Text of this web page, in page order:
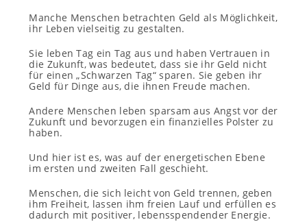
Manche Menschen betrachten Geld als Möglichkeit,
ihr Leben vielseitig zu gestalten.
Sie leben Tag ein Tag aus und haben Vertrauen in
die Zukunft, was bedeutet, dass sie ihr Geld nicht
für einen „Schwarzen Tag“ sparen. Sie geben ihr
Geld für Dinge aus, die ihnen Freude machen.
Andere Menschen leben sparsam aus Angst vor der
Zukunft und bevorzugen ein finanzielles Polster zu
haben.
Und hier ist es, was auf der energetischen Ebene
im ersten und zweiten Fall geschieht.
Menschen, die sich leicht von Geld trennen, geben
ihm Freiheit, lassen ihm freien Lauf und erfüllen es
dadurch mit positiver, lebensspendender Energie.